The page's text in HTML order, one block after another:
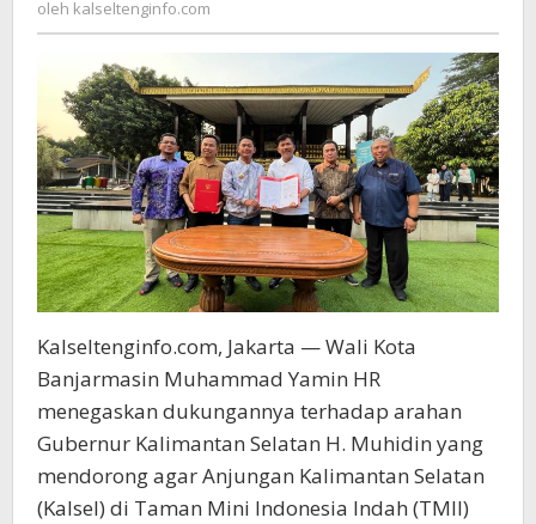
TMII
oleh kalseltenginfo.com
Kalseltenginfo.com, Jakarta — Wali Kota
Banjarmasin Muhammad Yamin HR
menegaskan dukungannya terhadap arahan
Gubernur Kalimantan Selatan H. Muhidin yang
mendorong agar Anjungan Kalimantan Selatan
(Kalsel) di Taman Mini Indonesia Indah (TMII)